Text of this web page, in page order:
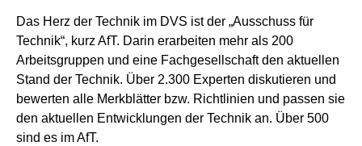
Das Herz der Technik im DVS ist der „Ausschuss für
Technik“, kurz AfT. Darin erarbeiten mehr als 200
Arbeitsgruppen und eine Fachgesellschaft den aktuellen
Stand der Technik. Über 2.300 Experten diskutieren und
bewerten alle Merkblätter bzw. Richtlinien und passen sie
den aktuellen Entwicklungen der Technik an. Über 500
sind es im AfT.